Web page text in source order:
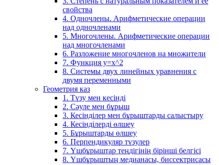
свойства
4. Одночлены. Арифметические операции
над одночленами
5. Многочлены. Арифметические операции
над многочленами
6. Разложение многочленов на множители
7. Функция y=x^2
8. Системы двух линейных уравнения с
двумя переменными
Геометрия каз
1. Түзу мен кесінді
2. Сәуле мен бұрыш
3. Кесінділер мен бұрыштарды салыстыру
4. Кесінділерді өлшеу
5. Бұрыштарды өлшеу
6. Перпендикуляр түзулер
7. Үшбұрыштар теңдігінің бірінші белгісі
8. Үшбұрыштың медианасы, биссектрисасы